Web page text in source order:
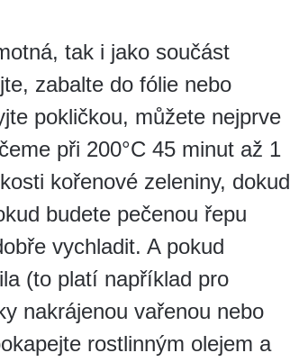
tak i jako součást
zabalte do fólie nebo
pokličkou, můžete nejprve
při 200°C 45 minut až 1
kořenové zeleniny, dokud
budete pečenou řepu
vychladit. A pokud
(to platí například pro
nakrájenou vařenou nebo
rostlinným olejem a